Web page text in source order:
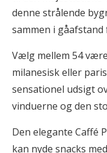
denne strålende
sammen i
Vælg mellem 54
milanesisk eller
sensationel udsigt
vinduerne og den
Den elegante Caffé
kan nyde snacks